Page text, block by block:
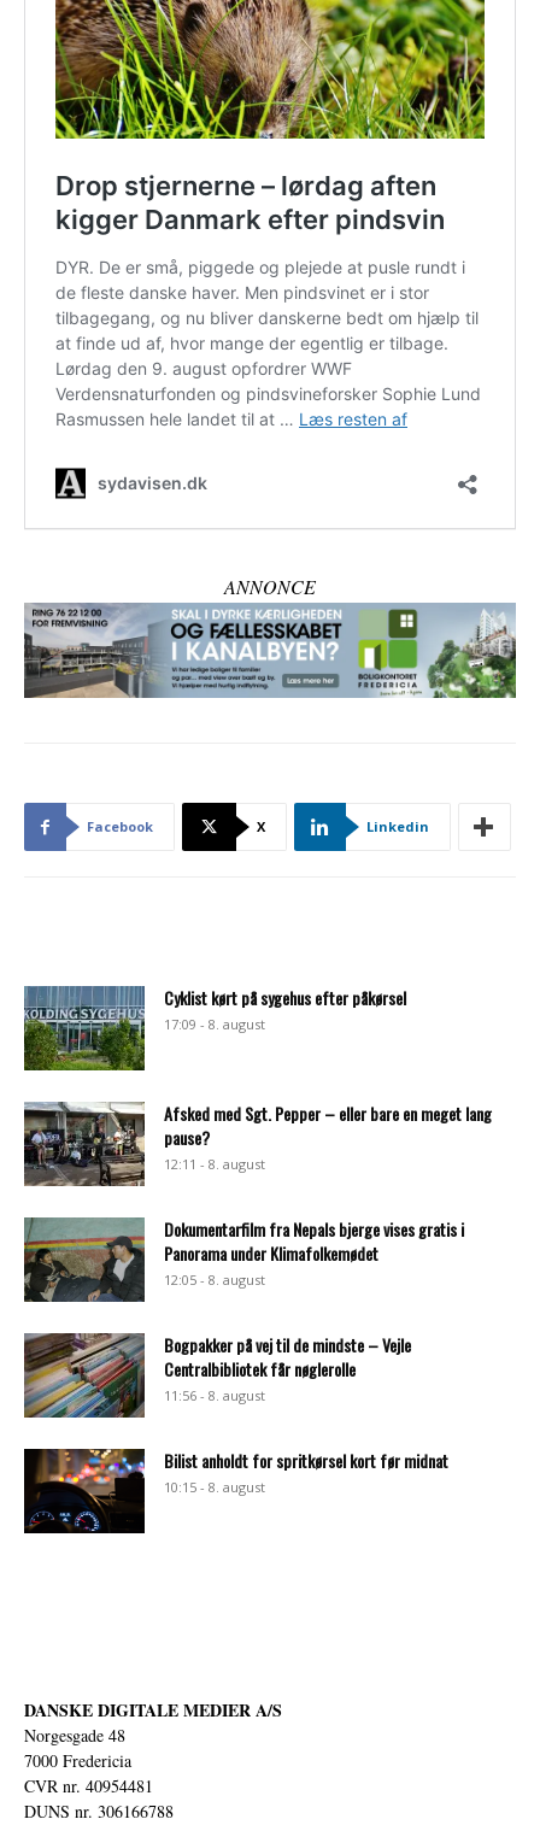
ANNONCE
Facebook X Linkedin
Cyklist kørt på sygehus efter påkørsel
17:09 - 8. august
Afsked med Sgt. Pepper – eller bare en meget lang
pause?
12:11 - 8. august
Dokumentarfilm fra Nepals bjerge vises gratis i
Panorama under Klimafolkemødet
12:05 - 8. august
Bogpakker på vej til de mindste – Vejle
Centralbibliotek får nøglerolle
11:56 - 8. august
Bilist anholdt for spritkørsel kort før midnat
10:15 - 8. august
DANSKE DIGITALE MEDIER A/S
Norgesgade 48
7000 Fredericia
CVR nr. 40954481
DUNS nr. 306166788